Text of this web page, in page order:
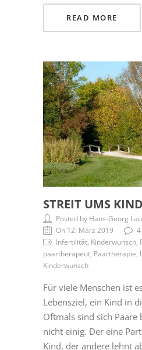
READ MORE
STREIT UMS
Posted by Hans-Georg
On 12. März 2019
Infertilität, Kinderwunsch,
paartherapeut, Paartherapie,
Kinderwunsch
Für viele Menschen ist
Lebensziel, ein Kind in
Oftmals sind sich Paare
nicht einig. Der eine
Kind, der andere lehnt